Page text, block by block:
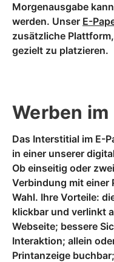
Morgenausgabe
werden. Unser E-
zusätzliche
gezielt zu platzieren.
Werben im
Das Interstitial im E-
in einer unserer
Ob einseitig oder
Verbindung mit einer
Wahl. Ihre Vorteile:
klickbar und verlinkt
Webseite; bessere
Interaktion; allein
Printanzeige